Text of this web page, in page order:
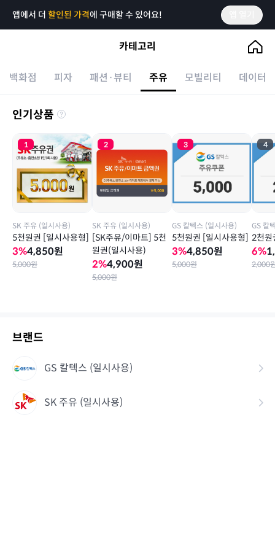
앱에서 더 할인된 가격에 구매할 수 있어요!
카테고리
백화점 피자 패션·뷰티 주유 모빌리티 데이터
인기상품
1
SK 주유 (일시사용)
5천원권 [일시사용형]
3%4,850원
5,000원
2
SK 주유 (일시사용)
[SK주유/이마트] 5천
원권(일시사용)
2%4,900원
5,000원
3
GS 칼텍스 (일시사용)
5천원권 [일시사용형]
3%4,850원
5,000원
4
GS 칼
2천원
6%
2,000
브랜드
GS 칼텍스 (일시사용)
SK 주유 (일시사용)
GS 칼텍스 (일시사용)
SK 주유 (일시사용)